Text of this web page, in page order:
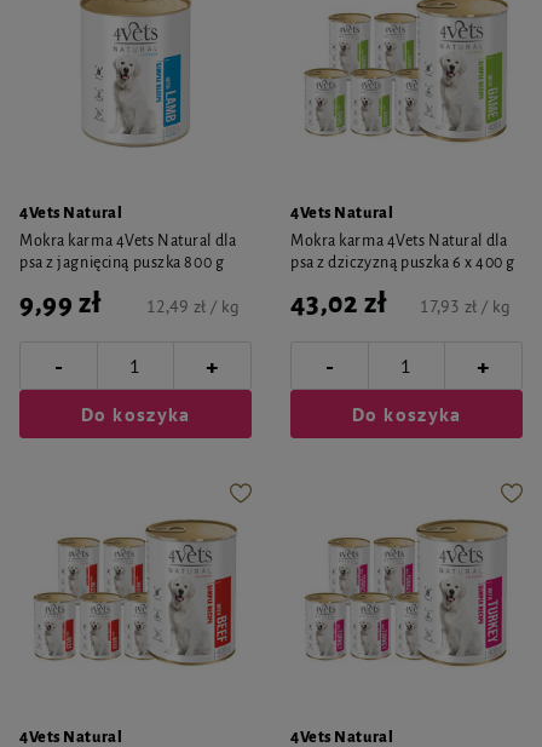
4Vets Natural
Mokra karma 4Vets Natural dla
psa z jagnięciną puszka 800 g
9,99 zł 12,49 zł / kg
- +
Do koszyka
4Vets Natural
Mokra karma 4Vets Natural dla
psa z dziczyzną puszka 6 x 400 g
43,02 zł 17,93 zł / kg
- +
Do koszyka
4Vets Natural 4Vets Natural